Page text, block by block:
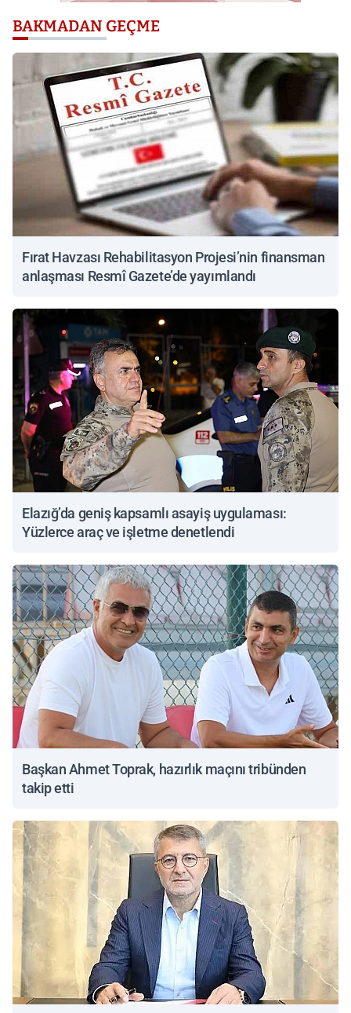
BAKMADAN GEÇME
Fırat Havzası Rehabilitasyon Projesi’nin finansman
anlaşması Resmî Gazete’de yayımlandı
Elazığ’da geniş kapsamlı asayiş uygulaması:
Yüzlerce araç ve işletme denetlendi
Başkan Ahmet Toprak, hazırlık maçını tribünden
takip etti